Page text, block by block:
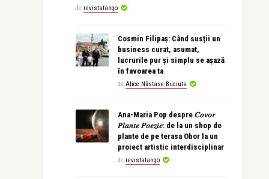
de revistatango
Cosmin Filipaș: Când susții un
business curat, asumat,
lucrurile pur și simplu se așază
în favoarea ta
de Alice Năstase Buciuta
Ana-Maria Pop despre 𝐶𝑜𝑣𝑜𝑟
𝑃𝑙𝑎𝑛𝑡𝑒 𝑃𝑜𝑒𝑧𝑖𝑒: de la un shop de
plante de pe terasa Obor la un
proiect artistic interdisciplinar
de revistatango